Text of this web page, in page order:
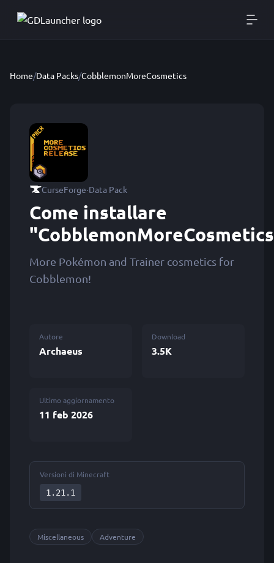
Home/Data Packs/CobblemonMoreCosmetics
CurseForge·Data Pack
Come installare
More Pokémon and Trainer cosmetics for
Cobblemon!
Autore
Archaeus
Download
3.5K
Ultimo aggiornamento
11 feb 2026
Versioni di Minecraft
1.21.1
Miscellaneous Adventure